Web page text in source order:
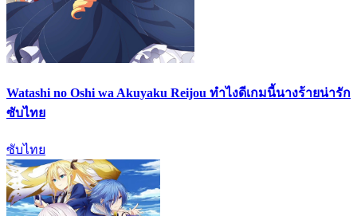
Watashi no Oshi wa Akuyaku Reijou ทำไงดีเกมนี้นางร้ายน่ารัก
ซับไทย
ซับไทย